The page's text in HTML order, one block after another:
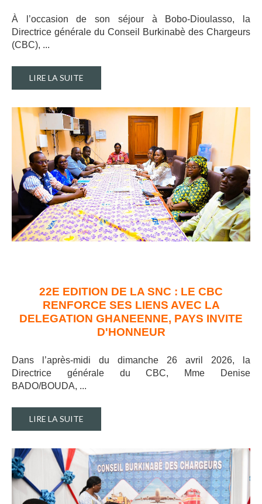
À l’occasion de son séjour à Bobo-Dioulasso, la
Directrice générale du Conseil Burkinabè des Chargeurs
(CBC), ...
LIRE LA SUITE
22E EDITION DE LA SNC : LE CBC
RENFORCE SES LIENS AVEC LA
DELEGATION GHANEENNE, PAYS INVITE
D'HONNEUR
Dans l’après-midi du dimanche 26 avril 2026, la
Directrice générale du CBC, Mme Denise
BADO/BOUDA, ...
LIRE LA SUITE